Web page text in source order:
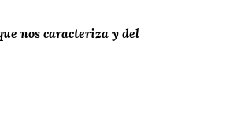
nos caracteriza y del